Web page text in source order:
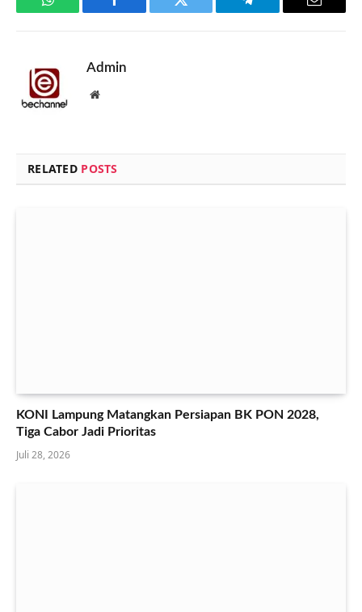
WhatsApp Facebook Twitter Telegram Email
Admin
Website
RELATED POSTS
KONI Lampung Matangkan Persiapan BK PON 2028,
Tiga Cabor Jadi Prioritas
Juli 28, 2026